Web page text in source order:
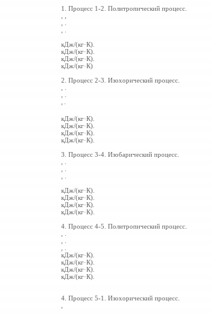
1. Процесс 1-2. Политропический процесс.
кДж/(кг·К).
кДж/(кг·К).
кДж/(кг·К).
кДж/(кг·К)
2. Процесс 2-3. Изохорический процесс.
кДж/(кг·К).
кДж/(кг·К).
кДж/(кг·К).
кДж/(кг·К).
3. Процесс 3-4. Изобарический процесс.
кДж/(кг·К).
кДж/(кг·К).
кДж/(кг·К).
кДж/(кг·К).
4. Процесс 4-5. Политропический процесс.
кДж/(кг·К).
кДж/(кг·К).
кДж/(кг·К).
кДж/(кг·К).
4. Процесс 5-1. Изохорический процесс.